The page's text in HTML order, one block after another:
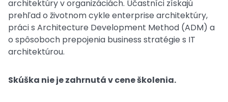
architektúry v organizáciách. Účastníci získajú
prehľad o životnom cykle enterprise architektúry,
práci s Architecture Development Method (ADM) a
o spôsoboch prepojenia business stratégie s IT
architektúrou.
Skúška nie je zahrnutá v cene školenia.